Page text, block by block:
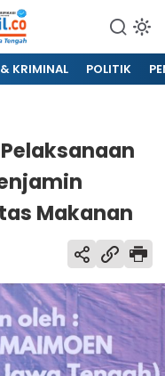
KRIMINAL POLITIK
Makanan